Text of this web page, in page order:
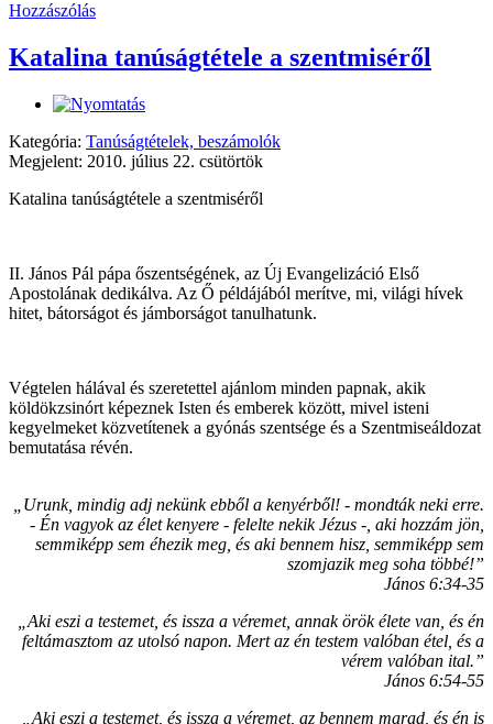
Hozzászólás
Katalina tanúságtétele a szentmiséről
Kategória: Tanúságtételek, beszámolók
Megjelent: 2010. július 22. csütörtök
Katalina tanúságtétele a szentmiséről
II. János Pál pápa őszentségének, az Új Evangelizáció Első
Apostolának dedikálva. Az Ő példájából merítve, mi, világi hívek
hitet, bátorságot és jámborságot tanulhatunk.
Végtelen hálával és szeretettel ajánlom minden papnak, akik
köldökzsinórt képeznek Isten és emberek között, mivel isteni
kegyelmeket közvetítenek a gyónás szentsége és a Szentmiseáldozat
bemutatása révén.
„Urunk, mindig adj nekünk ebből a kenyérből! - mondták neki erre.
- Én vagyok az élet kenyere - felelte nekik Jézus -, aki hozzám jön,
semmiképp sem éhezik meg, és aki bennem hisz, semmiképp sem
szomjazik meg soha többé!”
János 6:34-35
„Aki eszi a testemet, és issza a véremet, annak örök élete van, és én
feltámasztom az utolsó napon. Mert az én testem valóban étel, és a
vérem valóban ital.”
János 6:54-55
„Aki eszi a testemet, és issza a véremet, az bennem marad, és én is